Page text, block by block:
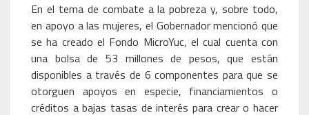
En el tema de combate a la pobreza y, sobre todo,
en apoyo a las mujeres, el Gobernador mencionó que
se ha creado el Fondo MicroYuc, el cual cuenta con
una bolsa de 53 millones de pesos, que están
disponibles a través de 6 componentes para que se
otorguen apoyos en especie, financiamientos o
créditos a bajas tasas de interés para crear o hacer